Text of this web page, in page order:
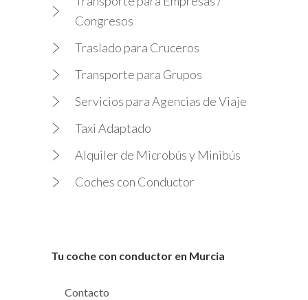
Congresos
Traslado para Cruceros
Transporte para Grupos
Servicios para Agencias de Viaje
Taxi Adaptado
Alquiler de Microbús y Minibús
Coches con Conductor
Tu coche con conductor en Murcia
Contacto